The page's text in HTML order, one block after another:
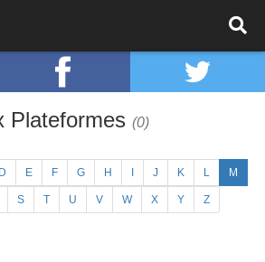
Plateformes (0)
D E F G H J K L M
S T U V W X Y Z